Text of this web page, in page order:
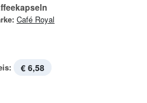
Café Royal
€ 6,58